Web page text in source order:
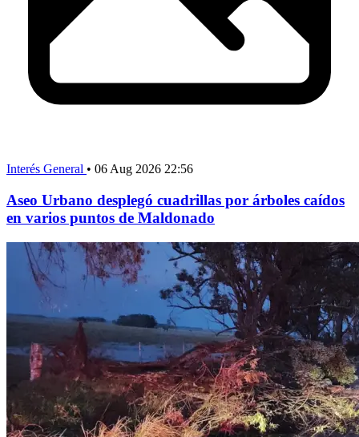
Interés General • 06 Aug 2026 22:56
Aseo Urbano desplegó cuadrillas por árboles caídos
en varios puntos de Maldonado